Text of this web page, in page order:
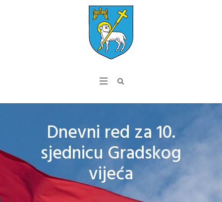
Dnevni red za 10.
sjednicu Gradskog
vijeća